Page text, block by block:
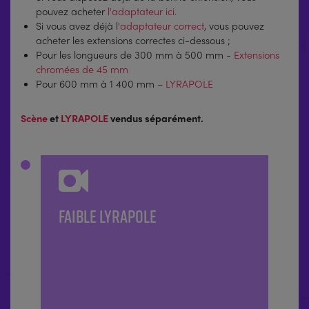
pouvez acheter l'adaptateur ici.
Si vous avez déjà l'adaptateur correct, vous pouvez
acheter les extensions correctes ci-dessous ;
Pour les longueurs de 300 mm à 500 mm - Extensions
chromées de 45 mm
Pour 600 mm à 1 400 mm – LYRAPOLE
Scèneet LYRAPOLEvendus séparément.
FAIBLE LYRAPOLE